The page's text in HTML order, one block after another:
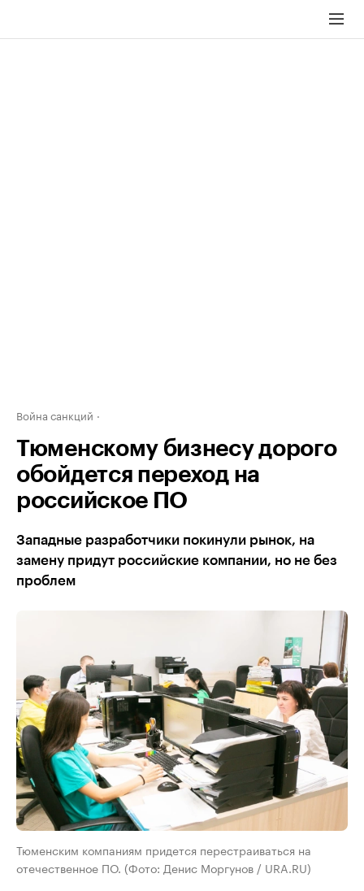
Война санкций
Тюменскому бизнесу дорого
обойдется переход на
российское ПО
Западные разработчики покинули рынок, на
замену придут российские компании, но не без
проблем
Тюменским компаниям придется перестраиваться на
отечественное ПО. (Фото: Денис Моргунов / URA.RU)